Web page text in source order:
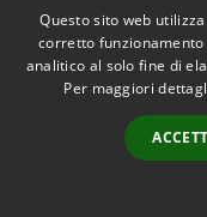
Questo sito web
corretto
analitico al solo fine di
Per maggiori